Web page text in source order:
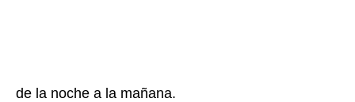
de la noche a la mañana.